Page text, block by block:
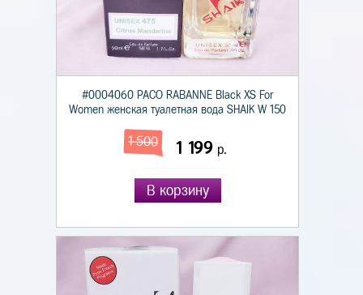
#0004060 PACO RABANNE Black XS For
Women женская туалетная вода SHAIK W 150
1 500 1 199 р.
В корзину